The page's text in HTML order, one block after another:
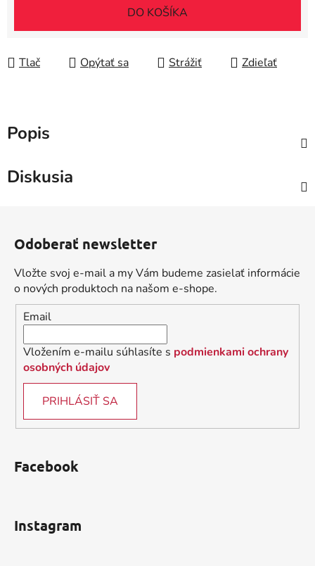
DO KOŠÍKA
Tlač Opýtať sa Strážiť Zdieľať
Popis
Diskusia
Odoberať newsletter
Vložte svoj e-mail a my Vám budeme zasielať informácie
o nových produktoch na našom e-shope.
Email
Vložením e-mailu súhlasíte s podmienkami ochrany
osobných údajov
PRIHLÁSIŤ SA
Facebook
Instagram